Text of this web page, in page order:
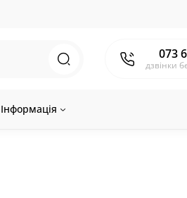
073
дзвінки
Інформація